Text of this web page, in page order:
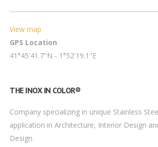
View map
GPS Location
41°45'41.7"N - 1°52'19.1"E
THE INOX IN COLOR®
Company specializing in unique Stainless
application in Architecture, Interior Design
Design.